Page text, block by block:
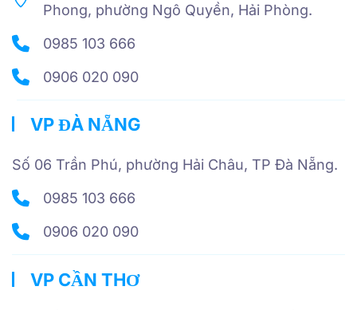
Phong, phường Ngô Quyền, Hải Phòng.
0985 103 666
0906 020 090
VP ĐÀ NẴNG
Số 06 Trần Phú, phường Hải Châu, TP Đà Nẵng.
0985 103 666
0906 020 090
VP CẦN THƠ